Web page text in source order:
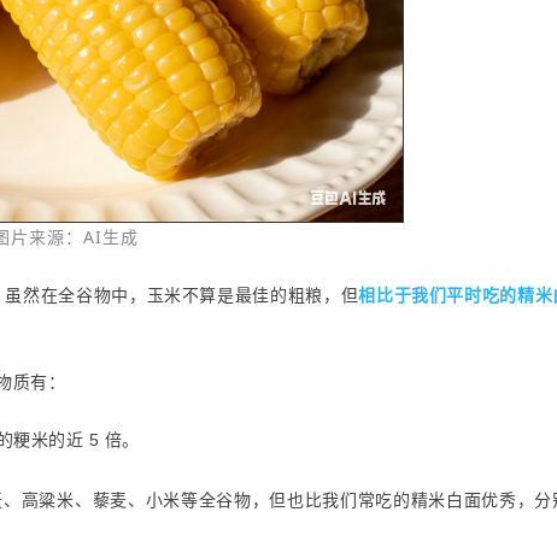
片来源：AI生成
然在全谷物中，玉米不算是最佳的粗粮，但相比于我们平时吃的精
有：
粳米的近 5 倍。
高粱米、藜麦、小米等全谷物，但也比我们常吃的精米白面优秀，